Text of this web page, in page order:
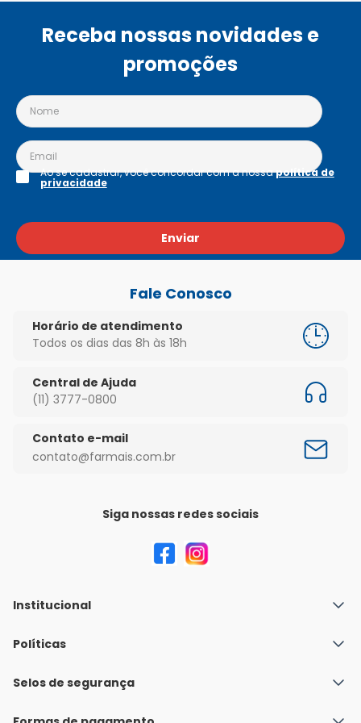
Receba nossas novidades e
promoções
Enviar
Ao se cadastrar, você concordar com a nossapolítica de
privacidade
Fale Conosco
Horário de atendimento
Todos os dias das 8h às 18h
Central de Ajuda
(11) 3777-0800
Contato e-mail
contato@farmais.com.br
Siga nossas redes sociais
Institucional
Quem Somos
Nossas lojas
Políticas
Política de Envio
Selos de segurança